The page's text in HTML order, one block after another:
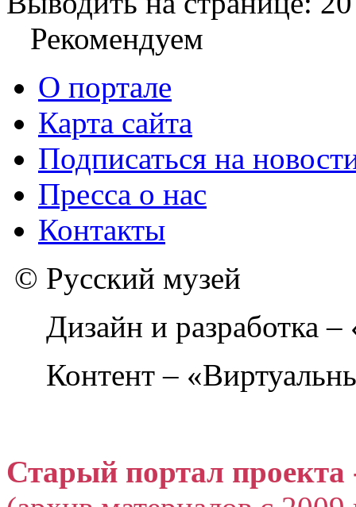
Рекомендуем
О портале
Карта сайта
Подписаться на
Пресса о нас
Контакты
© Русский музей
Дизайн и разработка
Контент –
Старый портал